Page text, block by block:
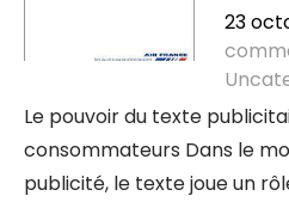
23
Le pouvoir du texte
consommateurs Dans le
publicité, le texte joue un